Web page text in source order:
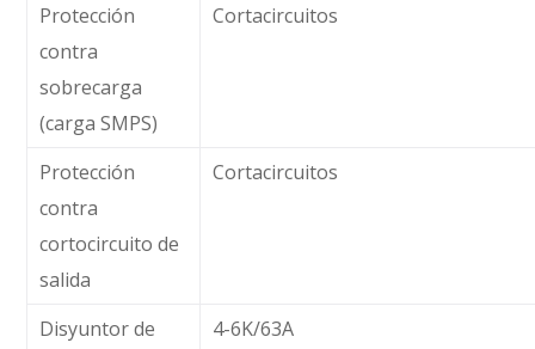
Protección
contra
sobrecarga
(carga SMPS)
Cortacircuitos
Protección
contra
cortocircuito de
salida
Cortacircuitos
Disyuntor de
4-6K/63A